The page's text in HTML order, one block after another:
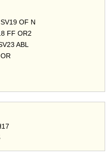
OF N
FF OR2
ABL